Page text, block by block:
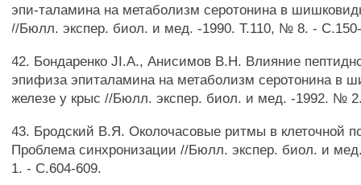
эпи-таламина на метаболизм серотонина в
//Бюлл. экспер. биол. и мед. -1990. Т.110, № 8. -
42. Бондаренко JI.A., Анисимов В.Н. Влияние
эпифиза эпиталамина на метаболизм серотонина в
железе у крыс //Бюлл. экспер. биол. и мед. -1992. №
43. Бродский В.Я. Околочасовые ритмы в клеточной
Проблема синхронизации //Бюлл. экспер. биол. и
1. - С.604-609.